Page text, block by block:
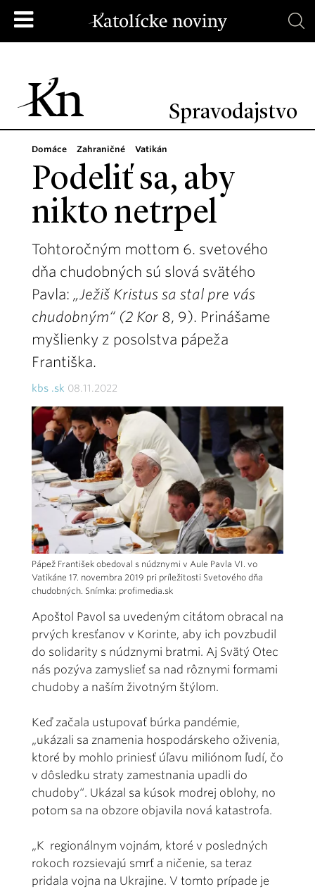
Spravodajstvo
Domáce Zahraničné Vatikán
Podeliť sa, aby
nikto netrpel
Tohtoročným mottom 6. svetového
dňa chudobných sú slová svätého
Pavla: „Ježiš Kristus sa stal pre vás
chudobným“ (2 Kor 8, 9). Prinášame
myšlienky z posolstva pápeža
Františka.
kbs .sk 08.11.2022
Pápež František obedoval s núdznymi v Aule Pavla VI. vo
Vatikáne 17. novembra 2019 pri príležitosti Svetového dňa
chudobných. Snímka: profimedia.sk
Apoštol Pavol sa uvedeným citátom obracal na
prvých kresťanov v Korinte, aby ich povzbudil
do solidarity s núdznymi bratmi. Aj Svätý Otec
nás pozýva zamyslieť sa nad rôznymi formami
chudoby a naším životným štýlom.
Keď začala ustupovať búrka pandémie,
„ukázali sa znamenia hospodárskeho oživenia,
ktoré by mohlo priniesť úľavu miliónom ľudí, čo
v dôsledku straty zamestnania upadli do
chudoby“. Ukázal sa kúsok modrej oblohy, no
potom sa na obzore objavila nová katastrofa.
„K regionálnym vojnám, ktoré v posledných
rokoch rozsievajú smrť a ničenie, sa teraz
pridala vojna na Ukrajine. V tomto prípade je